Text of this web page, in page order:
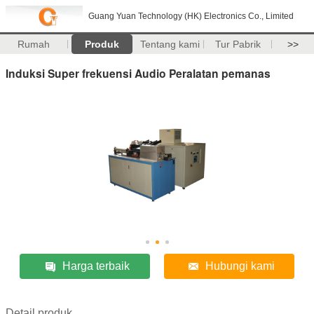
Guang Yuan Technology (HK) Electronics Co., Limited
Rumah Produk Tentang kami Tur Pabrik >>
Induksi Super frekuensi Audio Peralatan pemanas
Harga terbaik Hubungi kami